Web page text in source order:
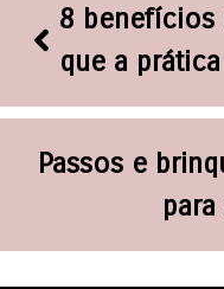
8 benefícios
que a
Passos e